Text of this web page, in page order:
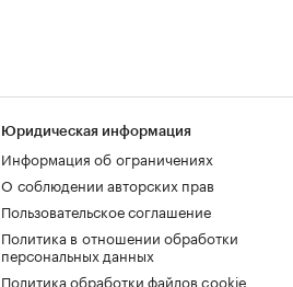
Юридическая информация
Информация об ограничениях
О соблюдении авторских прав
Пользовательское соглашение
Политика в отношении обработки
персональных данных
Политика обработки файлов cookie